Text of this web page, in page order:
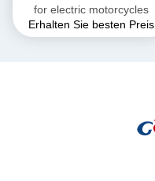
for electric motorcycles
Erhalten Sie besten Preis